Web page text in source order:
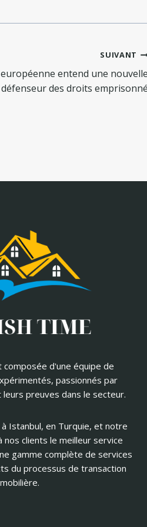
SUIVANT
entend une
des droits
d'une équipe de
passionnés par
preuves dans le secteur.
Istanbul, en Turquie, et notre
clients le meilleur service
gamme complète de services
du processus de transaction